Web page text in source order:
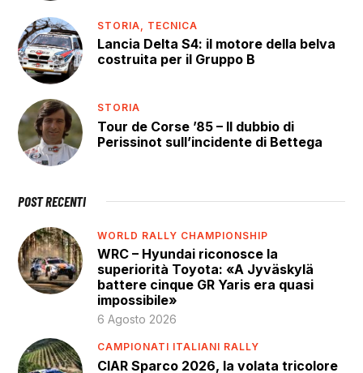
STORIA, TECNICA
Lancia Delta S4: il motore della belva
costruita per il Gruppo B
STORIA
Tour de Corse ’85 – Il dubbio di
Perissinot sull’incidente di Bettega
POST RECENTI
WORLD RALLY CHAMPIONSHIP
WRC – Hyundai riconosce la
superiorità Toyota: «A Jyväskylä
battere cinque GR Yaris era quasi
impossibile»
6 Agosto 2026
CAMPIONATI ITALIANI RALLY
CIAR Sparco 2026, la volata tricolore